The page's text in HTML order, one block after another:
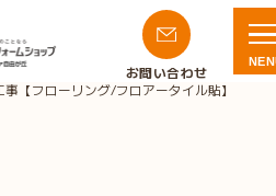
お問い合わせ
【フローリング/フロアータイル貼】